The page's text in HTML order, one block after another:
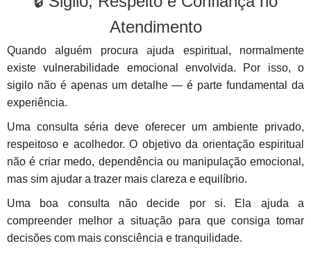
Atendimento
Quando alguém procura ajuda espiritual, normalmente
existe vulnerabilidade emocional envolvida. Por isso, o
sigilo não é apenas um detalhe — é parte fundamental da
experiência.
Uma consulta séria deve oferecer um ambiente privado,
respeitoso e acolhedor. O objetivo da orientação espiritual
não é criar medo, dependência ou manipulação emocional,
mas sim ajudar a trazer mais clareza e equilíbrio.
Uma boa consulta não decide por si. Ela ajuda a
compreender melhor a situação para que consiga tomar
decisões com mais consciência e tranquilidade.